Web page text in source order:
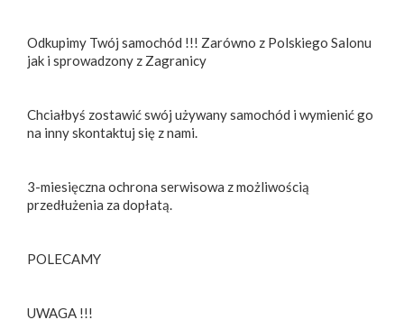
Odkupimy Twój samochód !!! Zarówno z Polskiego Salonu
jak i sprowadzony z Zagranicy
Chciałbyś zostawić swój używany samochód i wymienić go
na inny skontaktuj się z nami.
3-miesięczna ochrona serwisowa z możliwością
przedłużenia za dopłatą.
POLECAMY
UWAGA !!!